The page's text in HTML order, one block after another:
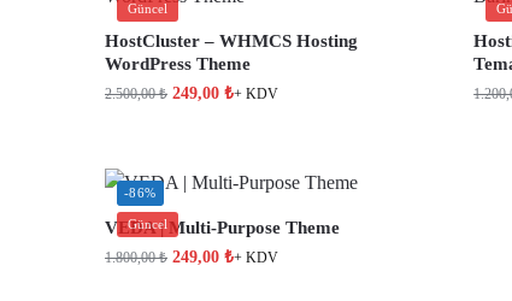
Güncel
HostCluster – WHMCS Hosting
WordPress Theme
2.500,00₺ 249,00 ₺+ KDV
-86%
Güncel
VEDA | Multi-Purpose Theme
1.800,00₺ 249,00 ₺+ KDV